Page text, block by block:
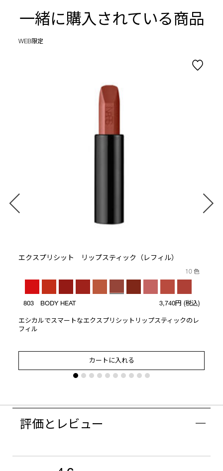
一緒に購入されている商品
WEB限定
エクスプリシット リップスティック（レフィル）
10 色
803 BODY HEAT 3,740円 (税込)
エシカルでスマートなエクスプリシットリップスティックのレ
フィル
カートに入れる
評価とレビュー